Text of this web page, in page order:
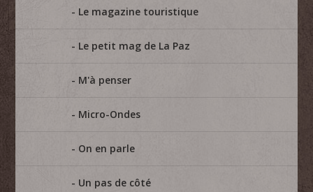
Le magazine touristique
Le petit mag de La Paz
M'à penser
Micro-Ondes
On en parle
Un pas de côté